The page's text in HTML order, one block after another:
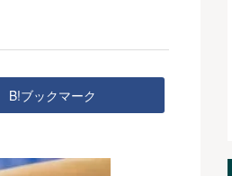
B!ブックマーク